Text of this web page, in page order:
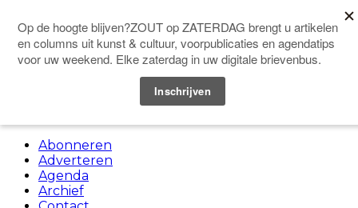
Doneer
Abonneren
Adverteren
Agenda
Archief